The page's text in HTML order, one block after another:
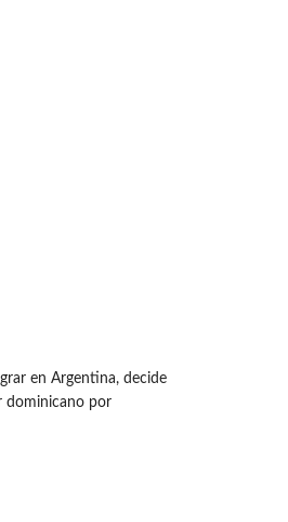
en Argentina, decide
dominicano por